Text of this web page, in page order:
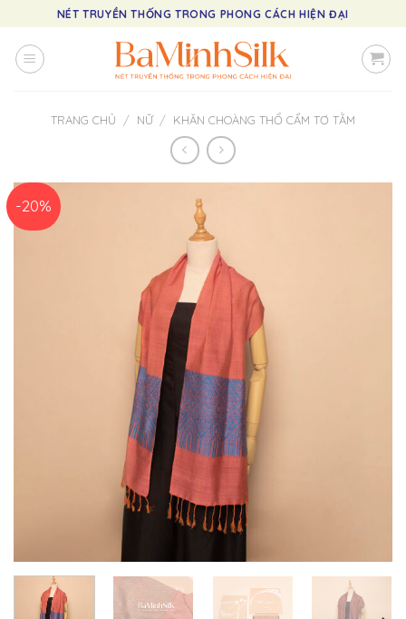
to
content
NÉT TRUYỀN THỐNG TRONG PHONG CÁCH HIỆN ĐẠI
TRANG CHỦ / NỮ / KHĂN CHOÀNG THỔ CẨM TƠ TẰM
-20%